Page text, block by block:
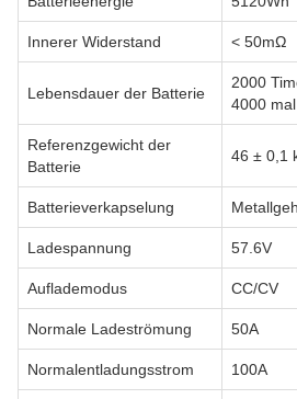
Innerer Widerstand < 50mΩ
Lebensdauer der Batterie
2000
4000
Referenzgewicht der
Batterie
46 ± 0,1
Batterieverkapselung
Ladespannung 57.6V
Auflademodus CC/CV
Normale Ladeströmung 50A
Normalentladungsstrom 100A